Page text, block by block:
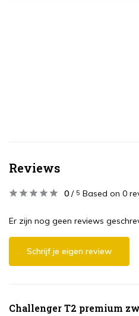
Reviews
0 / 5 Based on 0
Er zijn nog geen reviews
Schrijf je eigen review
Challenger T2 premium